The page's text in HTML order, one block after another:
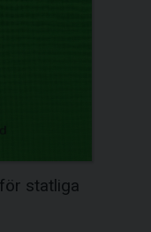
statliga